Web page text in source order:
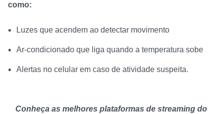
como:
Luzes que acendem ao detectar movimento
Ar-condicionado que liga quando a temperatura sobe
Alertas no celular em caso de atividade suspeita.
Conheça as melhores plataformas de streaming do